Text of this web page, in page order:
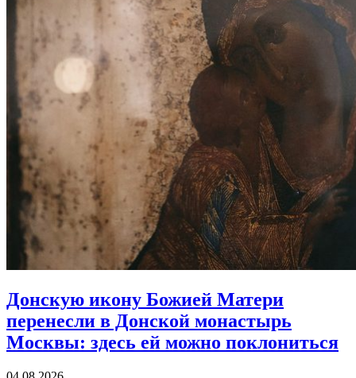
Донскую икону Божией Матери
перенесли в Донской монастырь
Москвы: здесь ей можно поклониться